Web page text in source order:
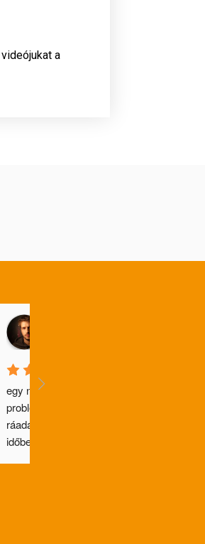
a
egy nagyon régóta tartó
problémát oldottak meg nekem,
ráadásul tökéletesen!Mindig
időben érkeznek, időben